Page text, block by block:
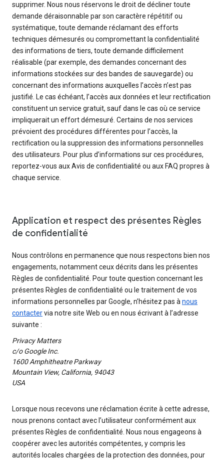
supprimer. Nous nous réservons le droit de décliner toute
demande déraisonnable par son caractère répétitif ou
systématique, toute demande réclamant des efforts
techniques démesurés ou compromettant la confidentialité
des informations de tiers, toute demande difficilement
réalisable (par exemple, des demandes concernant des
informations stockées sur des bandes de sauvegarde) ou
concernant des informations auxquelles l’accès n’est pas
justifié. Le cas échéant, l’accès aux données et leur rectification
constituent un service gratuit, sauf dans le cas où ce service
impliquerait un effort démesuré. Certains de nos services
prévoient des procédures différentes pour l’accès, la
rectification ou la suppression des informations personnelles
des utilisateurs. Pour plus d’informations sur ces procédures,
reportez-vous aux Avis de confidentialité ou aux FAQ propres à
chaque service.
Application et respect des présentes Règles
de confidentialité
Nous contrôlons en permanence que nous respectons bien nos
engagements, notamment ceux décrits dans les présentes
Règles de confidentialité. Pour toute question concernant les
présentes Règles de confidentialité ou le traitement de vos
informations personnelles par Google, n’hésitez pas à nous
contactervia notre site Web ou en nous écrivant à l’adresse
suivante :
Privacy Matters
c/o Google Inc.
1600 Amphitheatre Parkway
Mountain View, California, 94043
USA
Lorsque nous recevons une réclamation écrite à cette adresse,
nous prenons contact avec l’utilisateur conformément aux
présentes Règles de confidentialité. Nous nous engageons à
coopérer avec les autorités compétentes, y compris les
autorités locales chargées de la protection des données, pour